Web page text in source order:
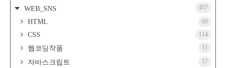
WEB_SNS 457
HTML 60
CSS 114
웹코딩작품 11
자바스크립트 17